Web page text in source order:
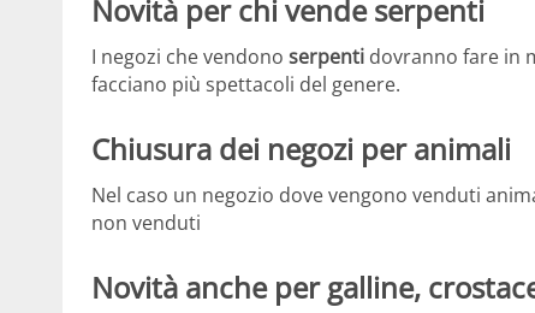
Novità per chi vende serpenti
I negozi che vendono serpenti dovranno fare in
facciano più spettacoli del genere.
Chiusura dei negozi per animali
Nel caso un negozio dove vengono venduti
non venduti
Novità anche per galline,